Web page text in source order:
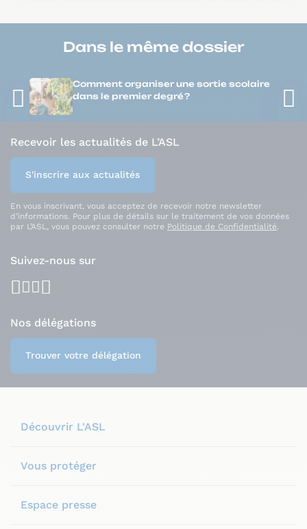
Dans le même dossier
Comment organiser une sortie scolaire
dans le premier degré ?
Recevoir les actualités de L’ASL
S'inscrire aux actualités
En vous inscrivant, vous acceptez de recevoir notre newsletter
d’informations. Pour plus de détails sur le traitement de vos données
par L’ASL, vous pouvez consulter notre Politique de Confidentialité
Suivez-nous sur
facebook
instagram
linkedin
Nos délégations
Trouver votre délégation
Découvrir L'ASL
Vous protéger
Espace presse